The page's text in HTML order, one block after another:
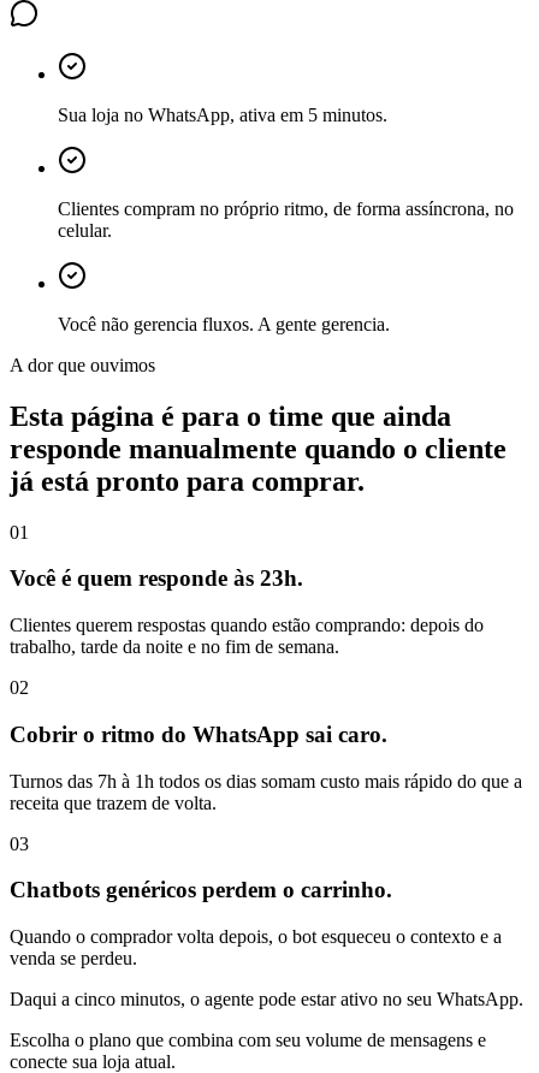
Sua loja no WhatsApp, ativa em 5 minutos.
Clientes compram no próprio ritmo, de forma assíncrona, no
celular.
Você não gerencia fluxos. A gente gerencia.
A dor que ouvimos
Esta página é para o time que ainda
responde manualmente quando o cliente
já está pronto para comprar.
01
Você é quem responde às 23h.
Clientes querem respostas quando estão comprando: depois do
trabalho, tarde da noite e no fim de semana.
02
Cobrir o ritmo do WhatsApp sai caro.
Turnos das 7h à 1h todos os dias somam custo mais rápido do que a
receita que trazem de volta.
03
Chatbots genéricos perdem o carrinho.
Quando o comprador volta depois, o bot esqueceu o contexto e a
venda se perdeu.
Daqui a cinco minutos, o agente pode estar ativo no seu WhatsApp.
Escolha o plano que combina com seu volume de mensagens e
conecte sua loja atual.